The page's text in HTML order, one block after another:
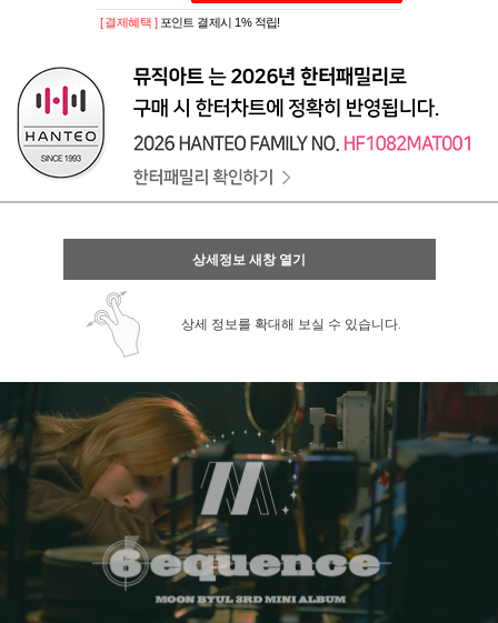
페이코 ID로 페
PAYCO 바로구매
[ 결제혜택 ] 포인트 결제시 1% 적립!
상세정보 새창 열기
상세 정보를 확대해 보실 수 있습니다.